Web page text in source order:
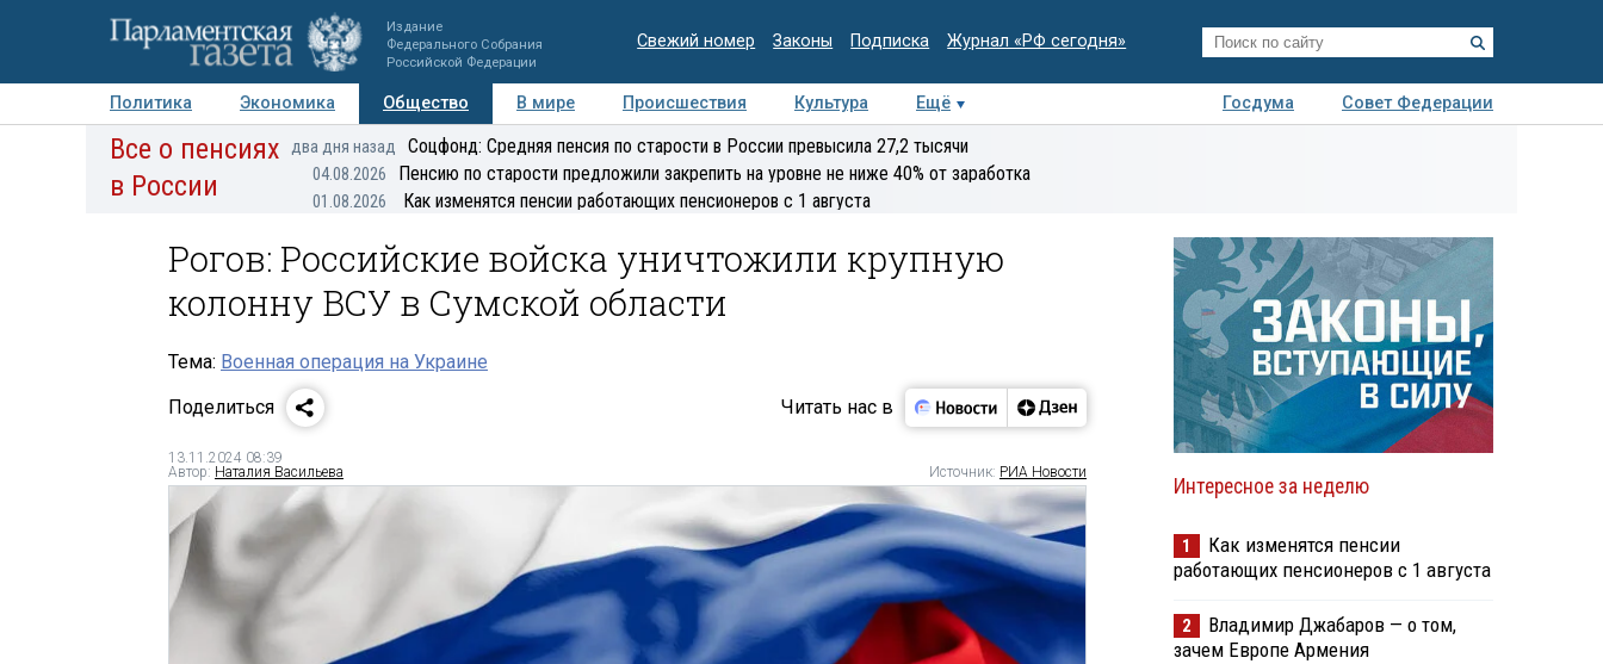
Издание
Федерального Собрания
Российской Федерации
Свежий номер Законы Подписка Журнал «РФ сегодня»
Политика Экономика Общество В мире Происшествия Культура Ещё Госдума
Совет Федерации
Авторы Персоны Мнения Регионы Медиацентр Интервью Колумнисты
Все о пенсиях
в России
два дня назад Соцфонд: Средняя пенсия по старости в России превысила 27,2 тысячи
04.08.2026 Пенсию по старости предложили закрепить на уровне не ниже 40% от заработка
01.08.2026 Как изменятся пенсии работающих пенсионеров с 1 августа
Рогов: Российские войска уничтожили крупную
колонну ВСУ в Сумской области
Тема: Военная операция на Украине
Поделиться
Читать нас в
13.11.2024 08:39
Автор: Наталия Васильева Источник: РИА Новости
Интересное за неделю
1
Как изменятся пенсии
работающих пенсионеров с 1 августа
2
Владимир Джабаров — о том,
зачем Европе Армения